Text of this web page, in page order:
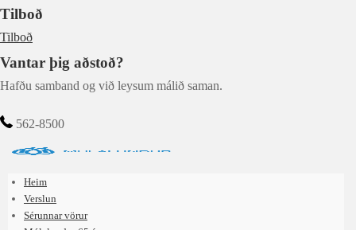
Tilboð
Tilboð
Vantar þig aðstoð?
Hafðu samband og við leysum málið saman.
562-8500
Heim
Verslun
Sérunnar vörur